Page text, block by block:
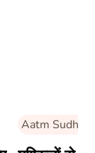
Aatm Sudhaar